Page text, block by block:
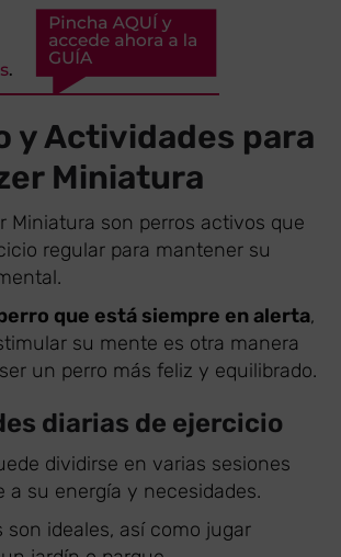
y Actividades para
Miniatura
Miniatura son perros activos que
regular para mantener su
que está siempre en alerta,
su mente es otra manera
un perro más feliz y equilibrado.
diarias de ejercicio
dividirse en varias sesiones
a su energía y necesidades.
son ideales, así como jugar